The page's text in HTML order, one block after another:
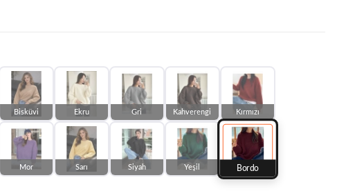
Bisküvi Ekru Gri Kahverengi Kırmızı
Mor Sarı Siyah Yeşil Bordo